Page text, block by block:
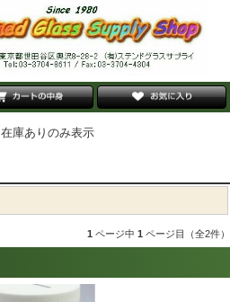
在庫ありのみ表示
1 ページ中 1 ページ目（全2件）